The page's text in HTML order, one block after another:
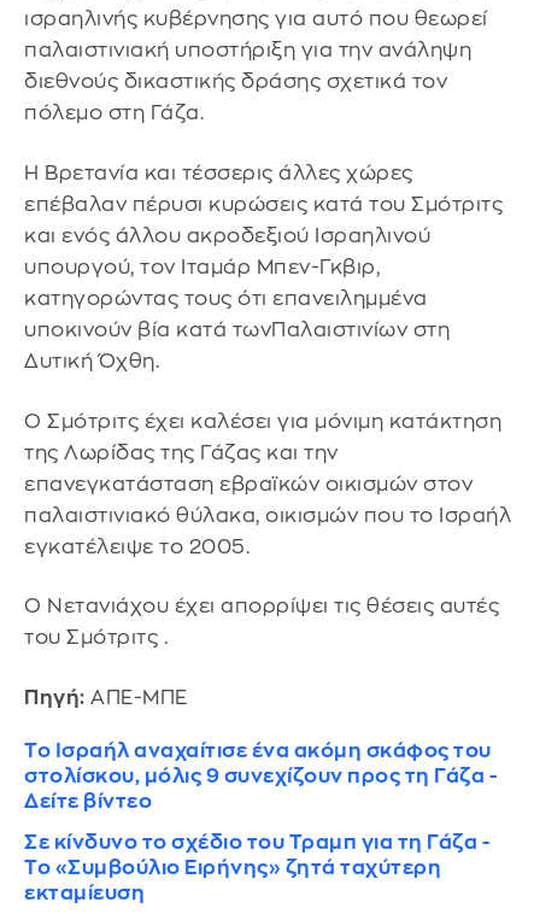
ισραηλινής κυβέρνησης για αυτό που θεωρεί
παλαιστινιακή υποστήριξη για την ανάληψη
διεθνούς δικαστικής δράσης σχετικά τον
πόλεμο στη Γάζα.
Η Βρετανία και τέσσερις άλλες χώρες
επέβαλαν πέρυσι κυρώσεις κατά του Σμότριτς
και ενός άλλου ακροδεξιού Ισραηλινού
υπουργού, τον Ιταμάρ Μπεν-Γκβιρ,
κατηγορώντας τους ότι επανειλημμένα
υποκινούν βία κατά τωνΠαλαιστινίων στη
Δυτική Όχθη.
Ο Σμότριτς έχει καλέσει για μόνιμη κατάκτηση
της Λωρίδας της Γάζας και την
επανεγκατάσταση εβραϊκών οικισμών στον
παλαιστινιακό θύλακα, οικισμών που το Ισραήλ
εγκατέλειψε το 2005.
Ο Νετανιάχου έχει απορρίψει τις θέσεις αυτές
του Σμότριτς .
Πηγή: ΑΠΕ-ΜΠΕ
Το Ισραήλ αναχαίτισε ένα ακόμη σκάφος του
στολίσκου, μόλις 9 συνεχίζουν προς τη Γάζα -
Δείτε βίντεο
Σε κίνδυνο το σχέδιο του Τραμπ για τη Γάζα -
Το «Συμβούλιο Ειρήνης» ζητά ταχύτερη
εκταμίευση